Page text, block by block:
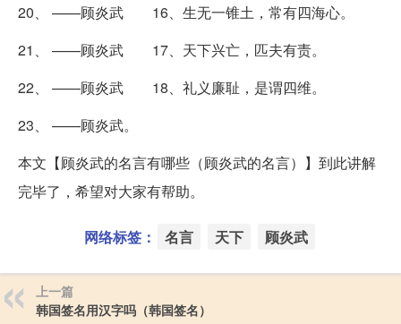
20、 ——顾炎武 16、生无一锥土，常有四海心。
21、 ——顾炎武 17、天下兴亡，匹夫有责。
22、 ——顾炎武 18、礼义廉耻，是谓四维。
23、 ——顾炎武。
本文【顾炎武的名言有哪些（顾炎武的名言）】到此讲解
完毕了，希望对大家有帮助。
网络标签： 名言 天下 顾炎武
上一篇
韩国签名用汉字吗（韩国签名）